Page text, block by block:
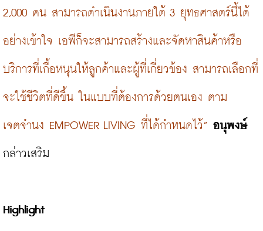
2,000 คน สามารถดำเนินงานภายใต้ 3 ยุทธศาสตร์นี้ได้
อย่างเข้าใจ เอพีก็จะสามารถสร้างและจัดหาสินค้าหรือ
บริการที่เกื้อหนุนให้ลูกค้าและผู้ที่เกี่ยวข้อง สามารถเลือกที่
จะใช้ชีวิตที่ดีขึ้น ในแบบที่ต้องการด้วยตนเอง ตาม
เจตจำนง EMPOWER LIVING ที่ได้กำหนดไว้” อนุพงษ์
กล่าวเสริม
Highlight